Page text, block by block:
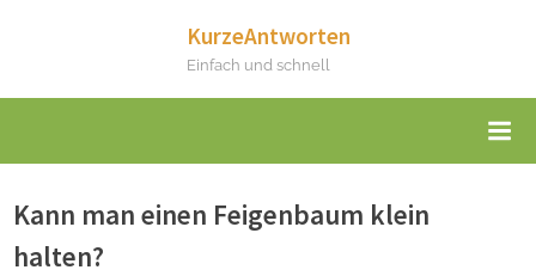
KurzeAntworten
Einfach und schnell
Kann man einen Feigenbaum klein
halten?